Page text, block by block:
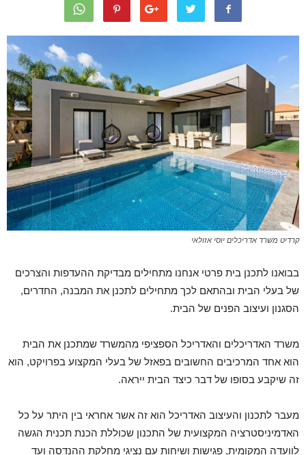
קרדיט משרד אדריכלים יוסי אזולאי
בבואנו לתכנן בית פרטי אנחנו מתחילים מבדיקת ההעדפות והצרכים
של בעלי הבית ובהתאם לכך מתחילים לתכנן את המבנה, החדרים,
הסגנון ועיצוב הפנים של הבית.
משרד האדריכלים והאדריכל הספציפי מהמשרד שמתכנן את הבית
הוא אחד המרכיבים החשובים בפאזל של בעלי המקצוע בפרויקט, הוא
זה שיקבע בסופו של דבר כיצד הבית ייראה.
מעבר לתכנון והעיצוב האדריכל הוא זה אשר אחראי בין היתר על כל
האדמיניסטרציה המקצועית של התכנון שכוללת הכנת תכנית הגשה
לוועדה המקומית, פגישות ושיחות עם נציגי מחלקת ההנדסה ועד